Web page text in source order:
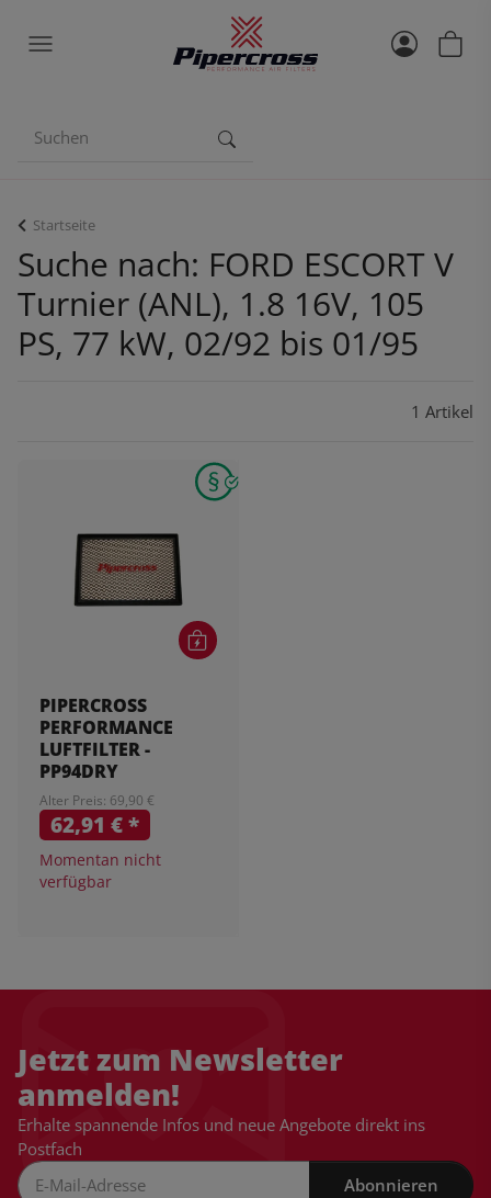
Startseite
Suche nach: FORD ESCORT V
Turnier (ANL), 1.8 16V, 105
PS, 77 kW, 02/92 bis 01/95
1 Artikel
PIPERCROSS
PERFORMANCE
LUFTFILTER -
PP94DRY
Alter Preis: 69,90 €
62,91 €*
Momentan nicht
verfügbar
Jetzt zum Newsletter
anmelden!
Erhalte spannende Infos und neue Angebote direkt ins
Postfach
Abonnieren